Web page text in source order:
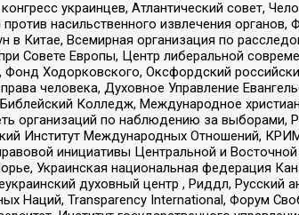
украинцев, Атлантический совет,
насильственного извлечения органов,
в Китае, Всемирная организация по
Совете Европы, Центр либеральной
Ходорковского, Оксфордский
человека, Духовное Управление
Колледж, Международное
организаций по наблюдению за выборами,
Институт Международных Отношений,
инициативы Центральной и
Украинская национальная федерация
духовный центр , Риддл, Русский
Наций, Transparеncy International, Форум